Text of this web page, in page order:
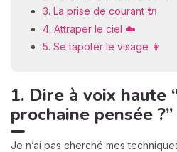
3. La prise de courant 🔌
4. Attraper le ciel ☁️
5. Se tapoter le visage 👩
1. Dire à voix haute
prochaine pensée
Je n’ai pas cherché mes